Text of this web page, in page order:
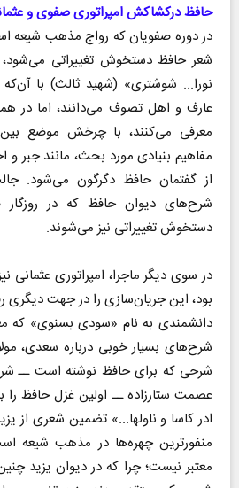
حافظ درکشاکش امپراتوری صفوی و
در دوره صفویان که رواج مذهب شیعه
شعر حافظ دستخوش تغییراتی می‌شود،
نورا... شوشتری» (شهید ثالث) با
عارف و اهل تصوف می‌دانند، اما در
معرفی می‌کنند، با چرخش موضع
مفاهیم بنیادی مورد بحث، مانند جبر و
از گفتمان حافظ دگرگون می‌شود.
شرح‌های دیوان حافظ که در
دستخوش تغییراتی نیز می‌شوند.
در سوی دیگر ماجرا، امپراتوری
بود، این جریان‌سازی را در جهت دیگری
دانشمندی به نام «سودی بسنوی» که
شرح‌های بسیار خوبی درباره سعدی،
شرحی که برای حافظ نوشته است ــ
عصمت ستارزاده ــ اولین غزل حافظ را
ادر کاسا و ناولها...» تضمین شعری از
منفورترین چهره‌ها در مذهب شیعه
معتبر نیست؛ چرا که در دیوان یزید